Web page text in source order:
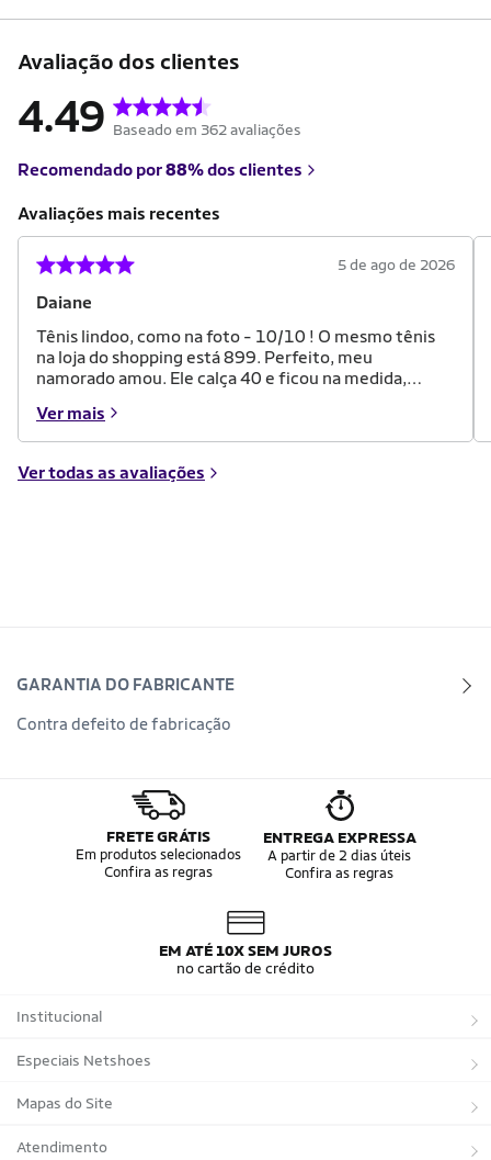
Avaliação dos clientes
4.49 Baseado em 362 avaliações
Recomendado por88%dos clientes
Avaliações mais recentes
Daiane
5 de ago de 2026
Tênis lindoo, como na foto - 10/10 ! O mesmo tênis
na loja do shopping está 899. Perfeito, meu
namorado amou. Ele calça 40 e ficou na medida,
Ver mais
Ver todas as avaliações
GARANTIA DO FABRICANTE
Contra defeito de fabricação
FRETE GRÁTIS
Em produtos selecionados
Confira as regras
ENTREGA EXPRESSA
A partir de 2 dias úteis
Confira as regras
EM ATÉ 10X SEM JUROS
no cartão de crédito
Institucional
Sobre a Netshoes
Política de Privacidade
Programa de Afiliados
Especiais Netshoes
Suplementos
Corrida
Mapas do Site
Marcas
Atendimento